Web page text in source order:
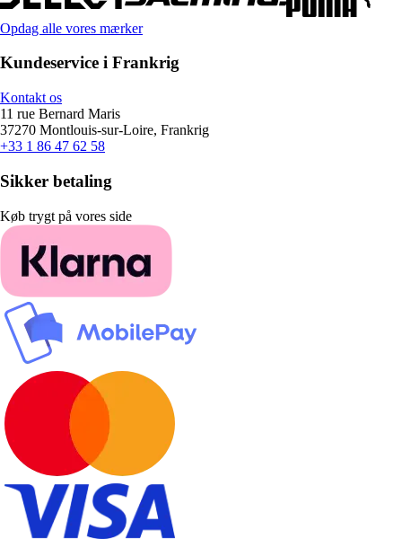
Opdag alle vores mærker
Kundeservice i Frankrig
Kontakt os
11 rue Bernard Maris
37270 Montlouis-sur-Loire, Frankrig
+33 1 86 47 62 58
Sikker betaling
Køb trygt på vores side